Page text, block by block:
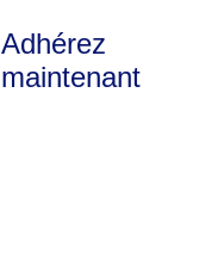
Adhérez
maintenant